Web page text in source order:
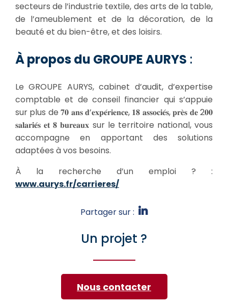
secteurs de l’industrie textile, des arts de la table,
de l’ameublement et de la décoration, de la
beauté et du bien-être, et des loisirs.
À propos du GROUPE AURYS :
Le GROUPE AURYS, cabinet d’audit, d’expertise
comptable et de conseil financier qui s’appuie
sur plus de 𝟕𝟎 𝐚𝐧𝐬 𝐝’𝐞𝐱𝐩𝐞́𝐫𝐢𝐞𝐧𝐜𝐞, 𝟏𝟖 𝐚𝐬𝐬𝐨𝐜𝐢𝐞́𝐬, 𝐩𝐫𝐞̀𝐬 𝐝𝐞 2𝟎𝟎
𝐬𝐚𝐥𝐚𝐫𝐢𝐞́𝐬 𝐞𝐭 𝟖 𝐛𝐮𝐫𝐞𝐚𝐮𝐱 sur le territoire national, vous
accompagne en apportant des solutions
adaptées à vos besoins.
À la recherche d’un emploi ? :
www.aurys.fr/carrieres/
Partager sur :
Un projet ?
Nous contacter